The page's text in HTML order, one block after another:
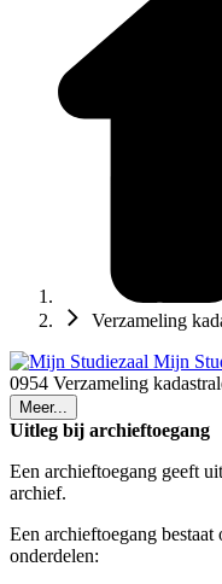
Verzameling
Mijn
0954 Verzameling
Meer...
Uitleg bij archieftoegang
Een archieftoegang geeft
archief.
Een archieftoegang
onderdelen: